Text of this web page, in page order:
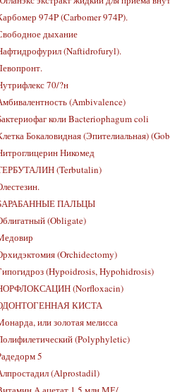
974P (Carbomer 974P).
дыхание
(Naftidrofuryl).
70/?н
(Ambivalence)
коли Bacteriophagum coli
Бокаловидная (Эпителиальная)
Никомед
(Terbutalin)
ПАЛЬЦЫ
(Obligate)
(Orchidectomy)
(Hypoidrosis, Hypohidrosis)
(Norfloxacin)
КИСТА
или золотая мелисса
(Polyphyletic)
5
(Alprostadil)